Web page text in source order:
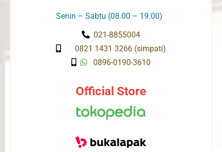
Senin – Sabtu (08.00 – 19.00)
021-8855004
0821 1431 3266 (simpati)
0896-0190-3610
Official Store